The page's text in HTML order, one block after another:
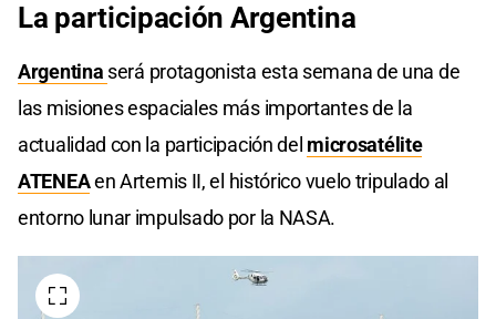
La participación Argentina
Argentina será protagonista esta semana de una de
las misiones espaciales más importantes de la
actualidad con la participación del microsatélite
ATENEAen Artemis II, el histórico vuelo tripulado al
entorno lunar impulsado por la NASA.